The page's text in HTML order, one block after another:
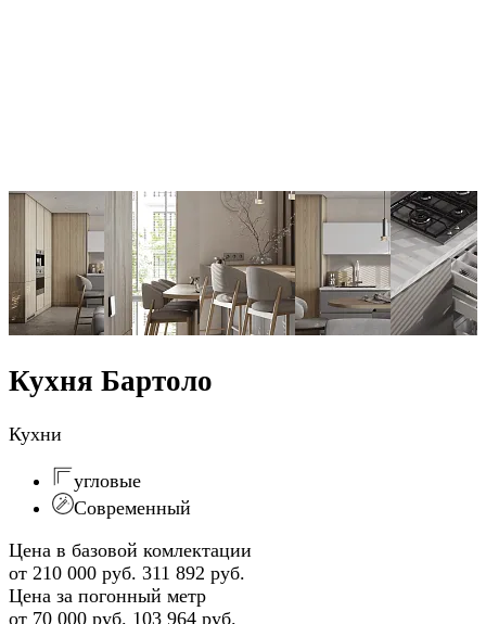
Кухня Бартоло
Кухни
угловые
Современный
Цена в базовой комлектации
от 210 000 руб. 311 892 руб.
Цена за погонный метр
от 70 000 руб. 103 964 руб.